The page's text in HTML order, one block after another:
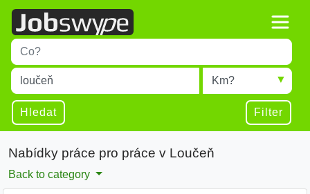
Title
Type 1 or more characters for results.
Místo
Type 1 or more characters for results.
Radius
Hledat Filter
Nabídky práce pro práce v Loučeň
Back to category